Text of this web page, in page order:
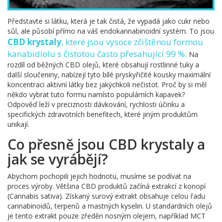
Představte si látku, která je tak čistá, že vypadá jako cukr nebo
sůl, ale působí přímo na váš endokannabinoidní systém. To jsou
CBD krystaly, které jsou vysoce zčištěnou formou
kanabidiolu s čistotou často přesahující 99 %. Na
rozdíl od běžných CBD olejů, které obsahují rostlinné tuky a
další sloučeniny, nabízejí tyto bílé pryskyřičité kousky maximální
koncentraci aktivní látky bez jakýchkoli nečistot. Proč by si měl
někdo vybrat tuto formu namísto populárních kapavek?
Odpověď leží v preciznosti dávkování, rychlosti účinku a
specifických zdravotních benefitech, které jiným produktům
unikají.
Co přesně jsou CBD krystaly a
jak se vyrábějí?
Abychom pochopili jejich hodnotu, musíme se podívat na
proces výroby. Většina CBD produktů začíná extrakcí z konopí
(Cannabis sativa). Získaný surový extrakt obsahuje celou řadu
cannabinoidů, terpenů a mastných kyselin. U standardních olejů
je tento extrakt pouze zředěn nosným olejem, například MCT